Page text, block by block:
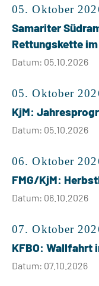
05. Oktober
Samariter
Rettungskette
Datum: 05.10.2026
05. Oktober
KjM:
Datum: 05.10.2026
06. Oktober
FMG/KjM:
Datum: 06.10.2026
07. Oktober
KFBO: Wallfahrt
Datum: 07.10.2026